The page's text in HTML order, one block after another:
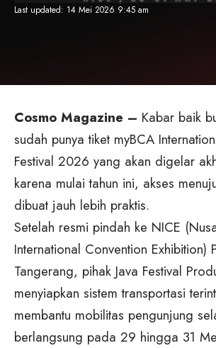
Last updated: 14 Mei 2026 9:45 am
Cosmo Magazine – Kabar baik
sudah punya tiket myBCA
Festival 2026 yang akan digelar
karena mulai tahun ini, akses
dibuat jauh lebih praktis.
Setelah resmi pindah ke NICE
International Convention Exhibition)
Tangerang, pihak Java Festival
menyiapkan sistem transportasi
membantu mobilitas pengunjung
berlangsung pada 29 hingga 31